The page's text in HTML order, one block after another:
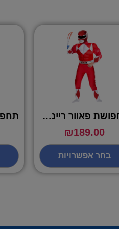
תחפושת פאוור ריינגרס אדום – שושי זוהר
₪189.00
בחר אפשרויות